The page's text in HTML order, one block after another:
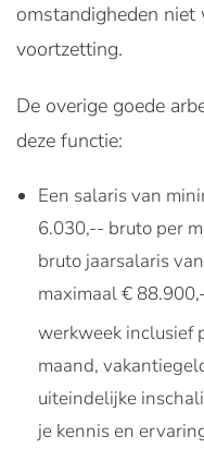
omstandigheden
voortzetting.
De overige goede
deze functie:
Een salaris van
6.030,-- bruto per
bruto jaarsalaris
maximaal €
werkweek inclusief
maand,
uiteindelijke
je kennis en